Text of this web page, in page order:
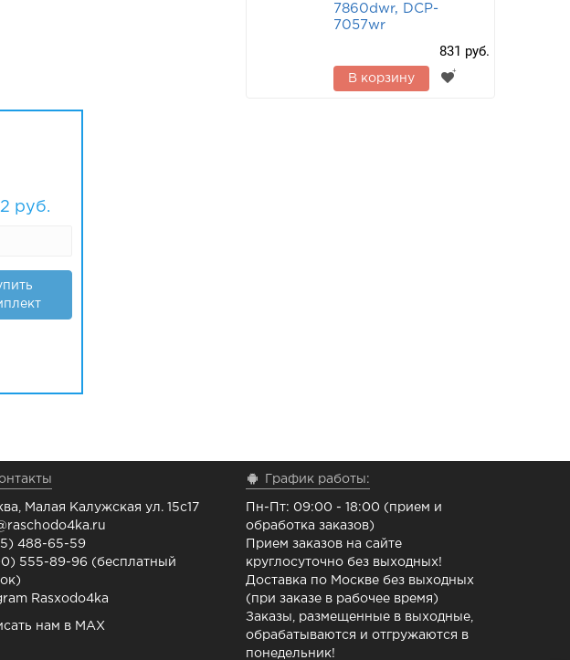
руб.
7860dwr, DCP-
7057wr
831 руб.
В корзину
Малая Калужская ул. 15с17
488-65-59
555-89-96 (бесплатный
Rasxodo4ka
нам в MAX
График работы:
Пн-Пт: 09:00 - 18:00 (прием и
обработка заказов)
Прием заказов на сайте
круглосуточно без выходных!
Доставка по Москве без выходных
(при заказе в рабочее время)
Заказы, размещенные в выходные,
обрабатываются и отгружаются в
понедельник!